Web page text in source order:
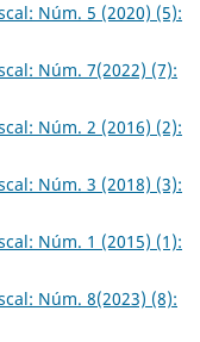
Núm. 5 (2020) (5):
Núm. 7(2022) (7):
Núm. 2 (2016) (2):
Núm. 3 (2018) (3):
Núm. 1 (2015) (1):
Núm. 8(2023) (8):